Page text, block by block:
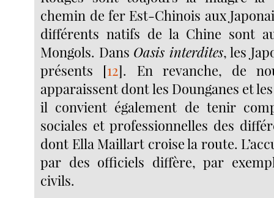
chemin de fer Est-Chinois aux
différents natifs de la Chine sont
Mongols. Dans Oasis interdites, les
présents [12]. En revanche, de
apparaissent dont les Dounganes et
il convient également de tenir
sociales et professionnelles des
dont Ella Maillart croise la route.
par des officiels diffère, par
civils.